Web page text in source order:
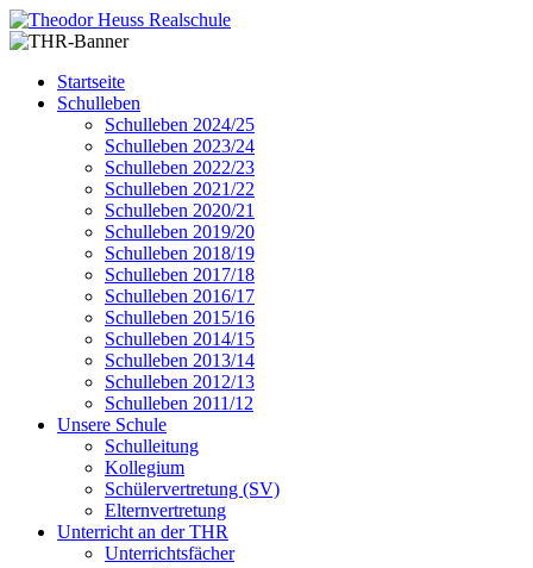
Startseite
Schulleben
Schulleben 2024/25
Schulleben 2023/24
Schulleben 2022/23
Schulleben 2021/22
Schulleben 2020/21
Schulleben 2019/20
Schulleben 2018/19
Schulleben 2017/18
Schulleben 2016/17
Schulleben 2015/16
Schulleben 2014/15
Schulleben 2013/14
Schulleben 2012/13
Schulleben 2011/12
Unsere Schule
Schulleitung
Kollegium
Schülervertretung (SV)
Elternvertretung
Unterricht an der THR
Unterrichtsfächer